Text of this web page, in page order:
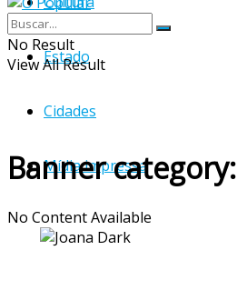
Estado
Cidades
Mídia impressa
No Result
View All Result
Banner category:
No Content Available